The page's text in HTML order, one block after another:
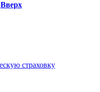
Вверх